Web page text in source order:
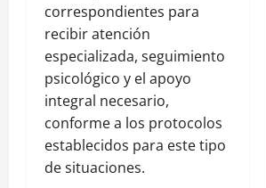
correspondientes para
recibir atención
especializada, seguimiento
psicológico y el apoyo
integral necesario,
conforme a los protocolos
establecidos para este tipo
de situaciones.